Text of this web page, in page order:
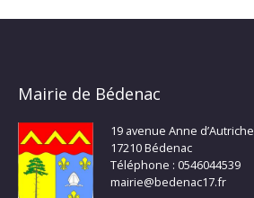
Mairie de Bédenac
19 avenue Anne d’Autriche
17210 Bédenac
Téléphone : 0546044539
mairie@bedenac17.fr